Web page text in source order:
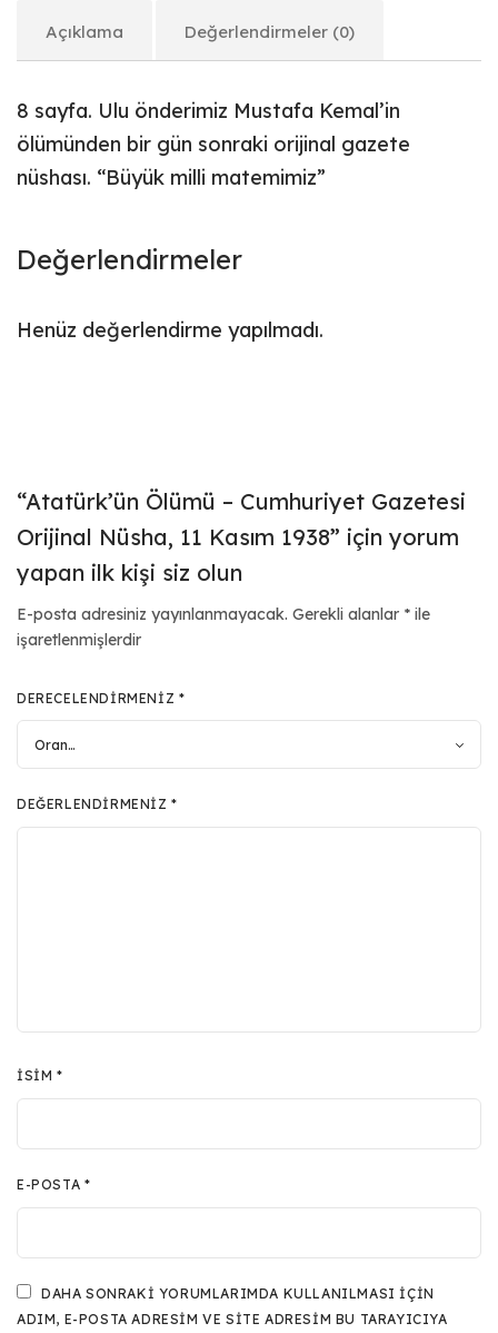
Açıklama Değerlendirmeler (0)
8 sayfa. Ulu önderimiz Mustafa Kemal’in
ölümünden bir gün sonraki orijinal gazete
nüshası. “Büyük milli matemimiz”
Değerlendirmeler
Henüz değerlendirme yapılmadı.
“Atatürk’ün Ölümü – Cumhuriyet Gazetesi
Orijinal Nüsha, 11 Kasım 1938” için yorum
yapan ilk kişi siz olun
E-posta adresiniz yayınlanmayacak. Gerekli alanlar * ile
işaretlenmişlerdir
DERECELENDIRMENIZ *
DEĞERLENDIRMENIZ*
İSIM*
E-POSTA *
DAHA SONRAKI YORUMLARIMDA KULLANILMASI IÇIN
ADIM, E-POSTA ADRESIM VE SITE ADRESIM BU TARAYICIYA